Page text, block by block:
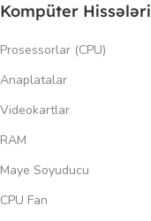
Kompüter Hissələri
Prosessorlar (CPU)
Anaplatalar
Videokartlar
RAM
Maye Soyuducu
CPU Fan